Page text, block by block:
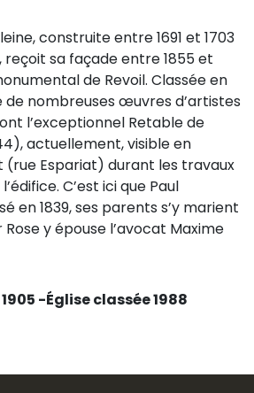
construite entre 1691 et 1703
reçoit sa façade entre 1855 et
de Revoil. Classée en
de nombreuses œuvres d’artistes
l’exceptionnel Retable de
actuellement, visible en
(rue Espariat) durant les travaux
C’est ici que Paul
en 1839, ses parents s’y marient
y épouse l’avocat Maxime
-Église classée 1988